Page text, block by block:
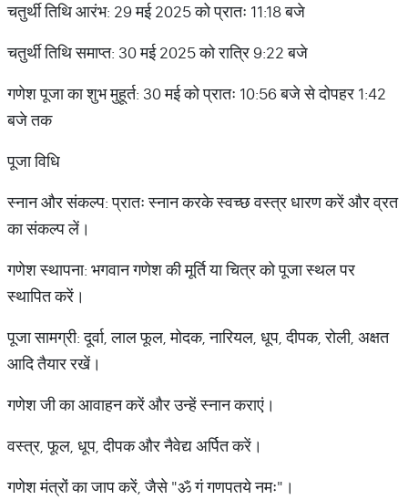
चतुर्थी तिथि आरंभ: 29 मई 2025 को प्रातः 11:18 बजे
चतुर्थी तिथि समाप्त: 30 मई 2025 को रात्रि 9:22 बजे
गणेश पूजा का शुभ मुहूर्त: 30 मई को प्रातः 10:56 बजे से दोपहर 1:42
बजे तक
पूजा विधि
स्नान और संकल्प: प्रातः स्नान करके स्वच्छ वस्त्र धारण करें और व्रत
का संकल्प लें।
गणेश स्थापना: भगवान गणेश की मूर्ति या चित्र को पूजा स्थल पर
स्थापित करें।
पूजा सामग्री: दूर्वा, लाल फूल, मोदक, नारियल, धूप, दीपक, रोली, अक्षत
आदि तैयार रखें।
गणेश जी का आवाहन करें और उन्हें स्नान कराएं।
वस्त्र, फूल, धूप, दीपक और नैवेद्य अर्पित करें।
गणेश मंत्रों का जाप करें, जैसे "ॐ गं गणपतये नमः"।